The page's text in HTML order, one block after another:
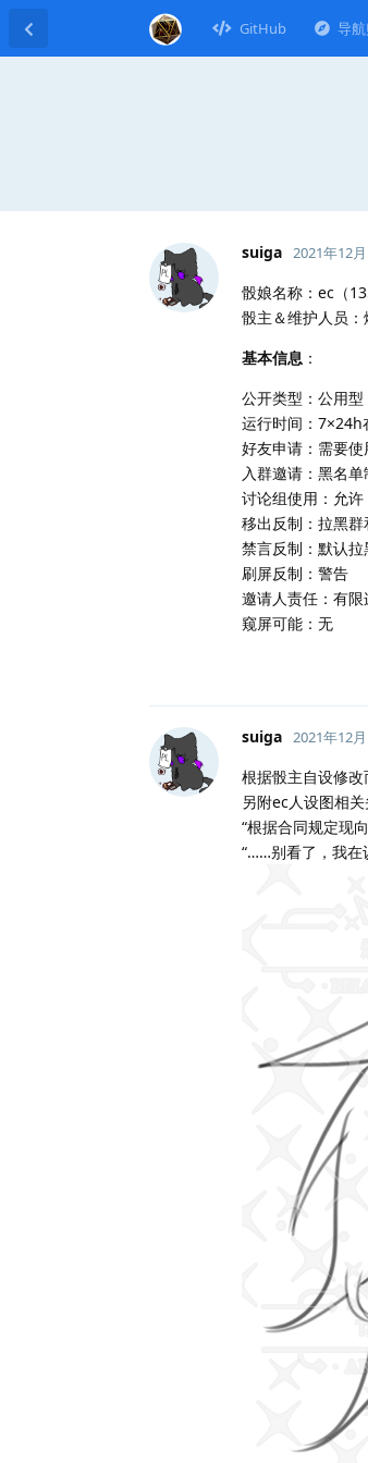
GitHub 导
suiga 2021年12
骰娘名称：ec（
骰主＆维护人员：
基本信息 ：
公开类型：公用型
运行时间：7×24h
好友申请：需要使
入群邀请：黑名
讨论组使用：允许
移出反制：拉黑
禁言反制：默认拉
刷屏反制：警告
邀请人责任：有限
窥屏可能：无
suiga 2021年12
根据骰主自设修改
另附ec人设图相
“根据合同规定现
“……别看了，我在